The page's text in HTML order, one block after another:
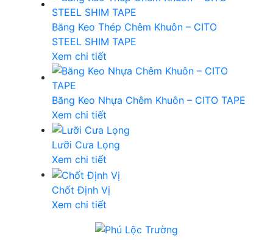
Băng Keo Thép Chêm Khuôn – CITO
STEEL SHIM TAPE
Xem chi tiết
Băng Keo Nhựa Chêm Khuôn – CITO TAPE
Xem chi tiết
Lưỡi Cưa Lọng
Xem chi tiết
Chốt Định Vị
Xem chi tiết